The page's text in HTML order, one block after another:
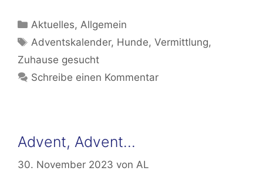
Kategorien
Aktuelles,Allgemein
Schlagwörter
Adventskalender, Hunde,Vermittlung,
Zuhause gesucht
Schreibe einen Kommentar
Advent, Advent…
30. November 2023 von AL